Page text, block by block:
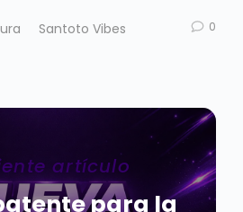
Santoto Vibes 0
artículo
para la